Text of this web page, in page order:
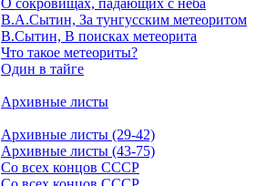
О сокровищах, падающих с неба
В.А.Сытин, За тунгусским метеоритом
В.Сытин, В поисках метеорита
Что такое метеориты?
Один в тайге
Архивные листы
Архивные листы (29-42)
Архивные листы (43-75)
Со всех концов СССР